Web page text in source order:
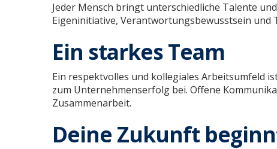
Jeder Mensch bringt unterschiedliche Talente
Eigeninitiative, Verantwortungsbewusstsein
Ein starkes Team
Ein respektvolles und kollegiales Arbeitsumfeld
zum Unternehmenserfolg bei. Offene
Zusammenarbeit.
Deine Zukunft